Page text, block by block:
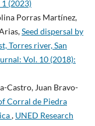
(2023)
Porras Martínez,
Seed dispersal by
Torres river, San
Vol. 10 (2018):
Castro, Juan Bravo-
Corral de Piedra
, UNED Research